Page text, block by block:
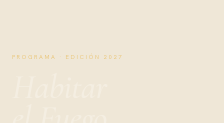
PROGRAMA · EDICIÓN 2027